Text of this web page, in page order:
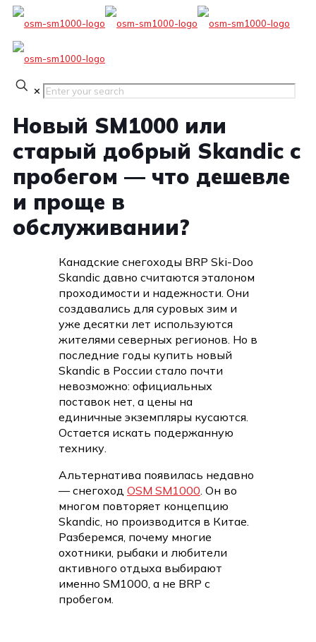
✕
Новый SM1000 или
старый добрый Skandic с
пробегом — что дешевле
и проще в
обслуживании?
Канадские снегоходы BRP Ski-Doo
Skandic давно считаются эталоном
проходимости и надежности. Они
создавались для суровых зим и
уже десятки лет используются
жителями северных регионов. Но в
последние годы купить новый
Skandic в России стало почти
невозможно: официальных
поставок нет, а цены на
единичные экземпляры кусаются.
Остается искать подержанную
технику.
Альтернатива появилась недавно
— снегоход OSM SM1000. Он во
многом повторяет концепцию
Skandic, но производится в Китае.
Разберемся, почему многие
охотники, рыбаки и любители
активного отдыха выбирают
именно SM1000, а не BRP с
пробегом.